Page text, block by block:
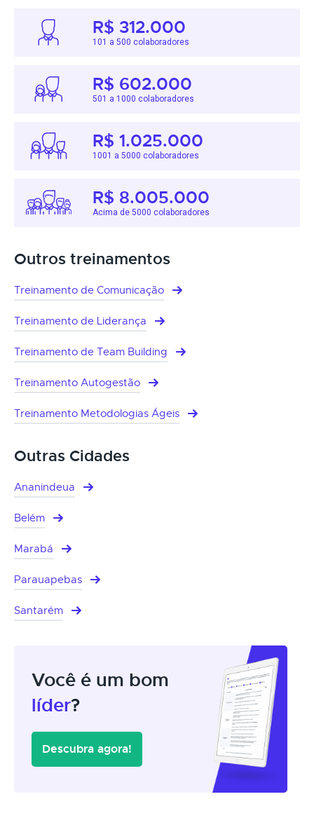
R$ 312.000
101 a 500 colaboradores
R$ 602.000
501 a 1000 colaboradores
R$ 1.025.000
1001 a 5000 colaboradores
R$ 8.005.000
Acima de 5000 colaboradores
Outros treinamentos
Treinamento de Comunicação
Treinamento de Liderança
Treinamento de Team Building
Treinamento Autogestão
Treinamento Metodologias Ágeis
Outras Cidades
Ananindeua
Belém
Marabá
Parauapebas
Santarém
Você é um bom
líder?
Descubra agora!